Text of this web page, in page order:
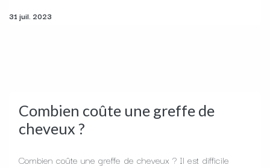
31 juil. 2023
Combien coûte une greffe de
cheveux ?
Combien coûte une greffe de cheveux ? Il est difficile